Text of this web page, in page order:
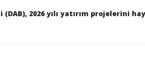
2026 yılı yatırım projelerini